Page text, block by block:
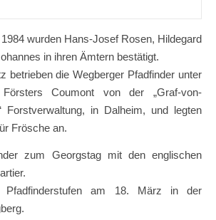
wurden Hans-Josef Rosen, Hildegard
in ihren Ämtern bestätigt.
betrieben die Wegberger Pfadfinder unter
Coumont von der „Graf-von-
Forstverwaltung, in Dalheim, und legten
Frösche an.
zum Georgstag mit den englischen
Pfadfinderstufen am 18. März in der